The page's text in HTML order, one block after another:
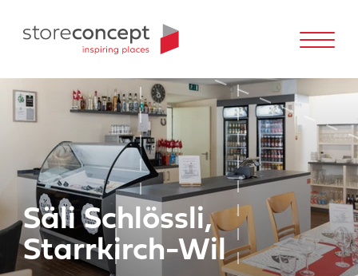
Säli Schlössli,
Starrkirch-Wil